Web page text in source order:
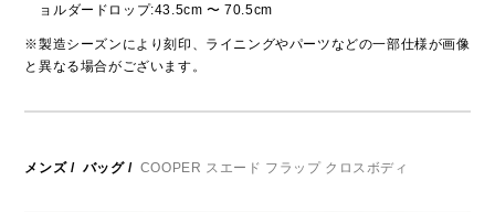
ョルダードロップ:43.5cm 〜 70.5cm
※製造シーズンにより刻印、ライニングやパーツなどの一部仕様が画像
と異なる場合がございます。
メンズ/ バッグ/ COOPER スエード フラップ クロスボディ